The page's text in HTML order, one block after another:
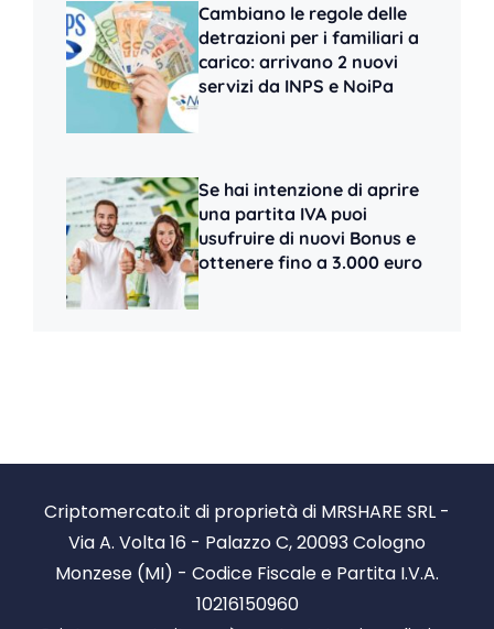
Cambiano le regole delle
detrazioni per i familiari a
carico: arrivano 2 nuovi
servizi da INPS e NoiPa
Se hai intenzione di aprire
una partita IVA puoi
usufruire di nuovi Bonus e
ottenere fino a 3.000 euro
Criptomercato.it di proprietà di MRSHARE SRL -
Via A. Volta 16 - Palazzo C, 20093 Cologno
Monzese (MI) - Codice Fiscale e Partita I.V.A.
10216150960